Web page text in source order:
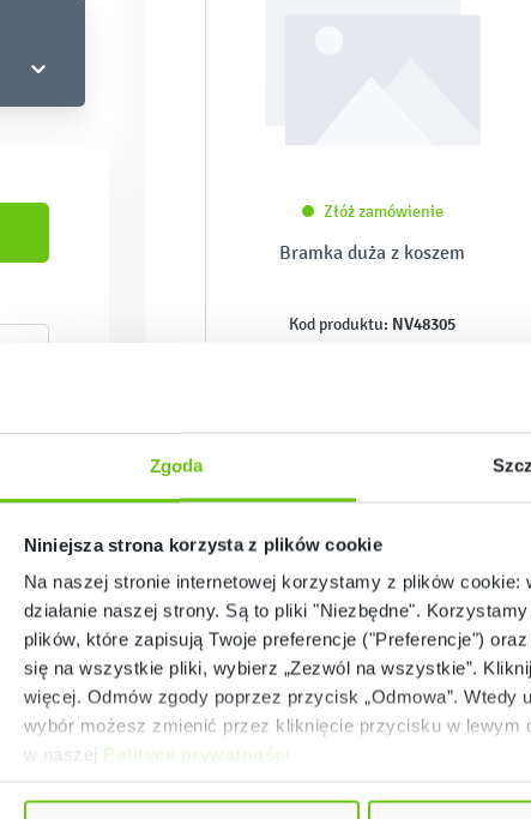
Zgoda
Niniejsza strona korzysta z plików cookie
Na naszej stronie internetowej korzystamy z plików cookie:
działanie naszej strony. Są to pliki "Niezbędne".
plików, które zapisują Twoje preferencje ("Preferencje")
się na wszystkie pliki, wybierz „Zezwól na wszystkie”.
więcej. Odmów zgody poprzez przycisk „Odmowa”.
wybór możesz zmienić przez kliknięcie przycisku w lewym
w naszej Polityce prywatności
Złóż zamówienie
Bramka duża z koszem
Kod produktu: NV48305